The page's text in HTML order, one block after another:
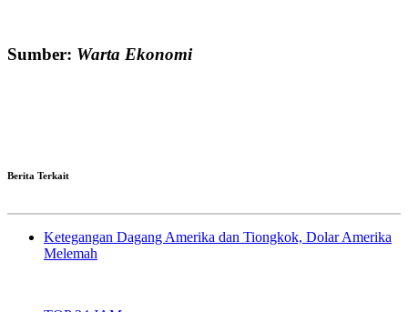
Sumber: Warta Ekonomi
Berita Terkait
Ketegangan Dagang Amerika dan Tiongkok, Dolar Amerika
Melemah